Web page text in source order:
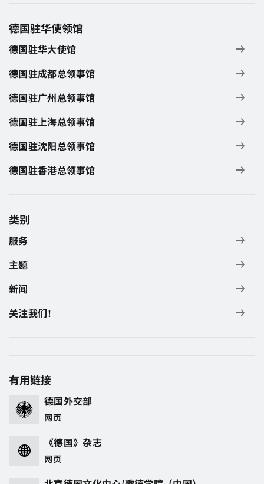
德国驻华使领馆
德国驻华大使馆
德国驻成都总领事馆
德国驻广州总领事馆
德国驻上海总领事馆
德国驻沈阳总领事馆
德国驻香港总领事馆
类别
服务
主题
新闻
关注我们！
有用链接
德国外交部
网页
《德国》杂志
网页